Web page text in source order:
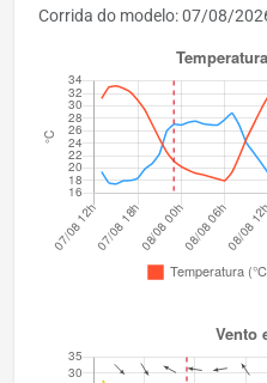
Corrida do modelo: 07/08/